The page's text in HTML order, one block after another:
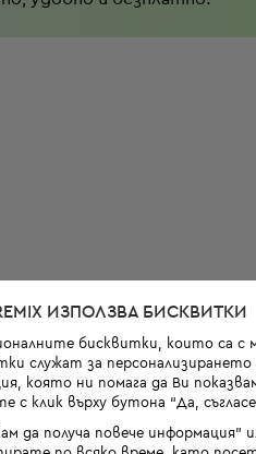
ИЗПОЛЗВА БИСКВИТКИ
бисквитки, които са
служат за персонализирането
която ни помага да Ви
с клик върху бутона “Да,
да получа повече